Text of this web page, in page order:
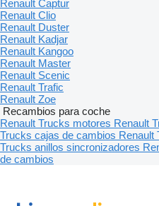
Renault Captur
Renault Clio
Renault Duster
Renault Kadjar
Renault Kangoo
Renault Master
Renault Scenic
Renault Trafic
Renault Zoe
Recambios para coche
Renault Trucks motores Renault
Trucks cajas de cambios Renault
Trucks anillos sincronizadores
de cambios